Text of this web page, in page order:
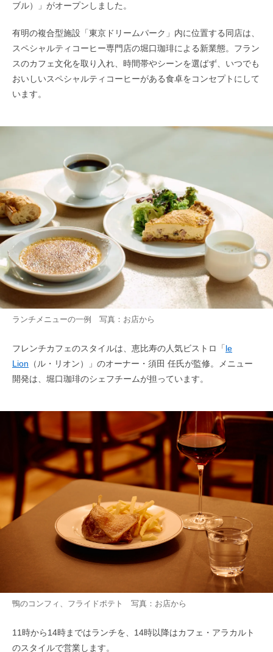
ブル）」がオープンしました。
有明の複合型施設「東京ドリームパーク」内に位置する同店は、
スペシャルティコーヒー専門店の堀口珈琲による新業態。フラン
スのカフェ文化を取り入れ、時間帯やシーンを選ばず、いつでも
おいしいスペシャルティコーヒーがある食卓をコンセプトにして
います。
ランチメニューの一例 写真：お店から
フレンチカフェのスタイルは、恵比寿の人気ビストロ「le
Lion （ル・リオン）」のオーナー・須田 任氏が監修。メニュー
開発は、堀口珈琲のシェフチームが担っています。
鴨のコンフィ、フライドポテト 写真：お店から
11時から14時まではランチを、14時以降はカフェ・アラカルト
のスタイルで営業します。